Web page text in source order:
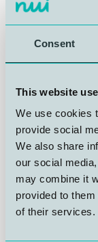
Consent
This website
We use cookies
provide social
We also share
our social
may combine it
provided to
of their services.
Norsk
sponsor, og
hele bredden
myndigheter og
november på
To dager er
oppdateringer
normalt ikke